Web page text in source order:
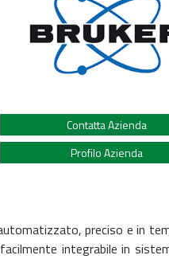
Contatta Azienda
Profilo Azienda
preciso e in
integrabile in